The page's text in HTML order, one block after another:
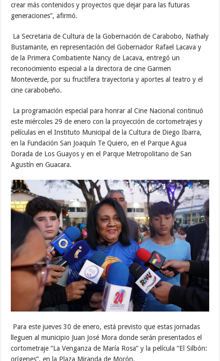
crear más contenidos y proyectos que dejar para las futuras
generaciones”, afirmó.
La Secretaria de Cultura de la Gobernación de Carabobo, Nathaly
Bustamante, en representación del Gobernador Rafael Lacava y
de la Primera Combatiente Nancy de Lacava, entregó un
reconocimiento especial a la directora de cine Garmen
Monteverde, por su fructífera trayectoria y aportes al teatro y el
cine carabobeño.
La programación especial para honrar al Cine Nacional continuó
este miércoles 29 de enero con la proyección de cortometrajes y
películas en el Instituto Municipal de la Cultura de Diego Ibarra,
en la Fundación San Joaquín Te Quiero, en el Parque Agua
Dorada de Los Guayos y en el Parque Metropolitano de San
Agustín en Guacara.
Para este jueves 30 de enero, está previsto que estas jornadas
lleguen al municipio Juan José Mora donde serán presentados el
cortometraje “La Venganza de María Rosa” y la película “El Silbón:
orígenes”, en la Plaza Miranda de Morón.